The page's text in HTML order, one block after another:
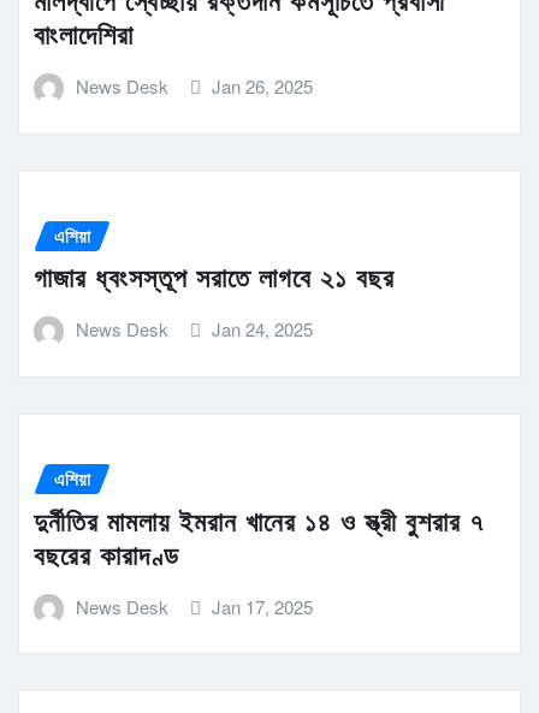
বাংলাদেশিরা
News Desk Jan 26, 2025
এশিয়া
গাজার ধ্বংসস্তূপ সরাতে লাগবে ২১ বছর
News Desk Jan 24, 2025
এশিয়া
দুর্নীতির মামলায় ইমরান খানের ১৪ ও স্ত্রী বুশরার ৭
বছরের কারাদণ্ড
News Desk Jan 17, 2025